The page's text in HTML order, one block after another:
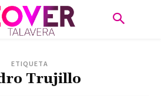
ETIQUETA
Trujillo